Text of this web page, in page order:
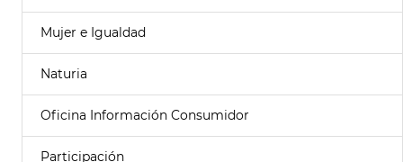
Mujer e Igualdad
Naturia
Oficina Información Consumidor
Participación